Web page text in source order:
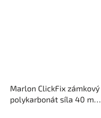
Marlon ClickFix zámkový
polykarbonát síla 40 mm